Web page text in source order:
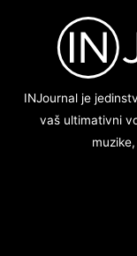
INJournal je
vaš ultimativni